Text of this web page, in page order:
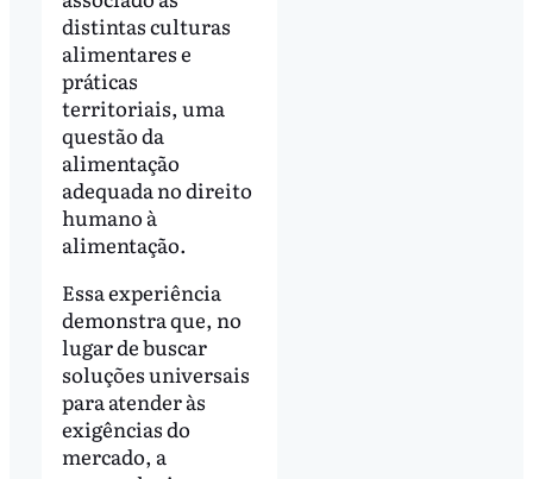
distintas culturas
alimentares e
práticas
territoriais, uma
questão da
alimentação
adequada no direito
humano à
alimentação.
Essa experiência
demonstra que, no
lugar de buscar
soluções universais
para atender às
exigências do
mercado, a